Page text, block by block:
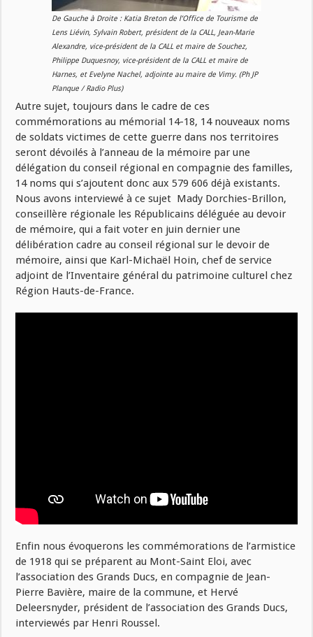
De Gauche à Droite : Katia Breton de l’Office de Tourisme de
Lens Liévin, Sylvain Robert, président de la CALL, Jean-Marie
Alexandre, vice-président de la CALL et maire de Souchez,
Philippe Duquesnoy, vice-président de la CALL et maire de
Harnes, et Evelyne Nachel, adjointe au maire de Vimy. (Ph JP
Planque / Radio Plus)
Autre sujet, toujours dans le cadre de ces
commémorations au mémorial 14-18, 14 nouveaux noms
de soldats victimes de cette guerre dans nos territoires
seront dévoilés à l’anneau de la mémoire par une
délégation du conseil régional en compagnie des familles,
14 noms qui s’ajoutent donc aux 579 606 déjà existants.
Nous avons interviewé à ce sujet Mady Dorchies-Brillon,
conseillère régionale les Républicains déléguée au devoir
de mémoire, qui a fait voter en juin dernier une
délibération cadre au conseil régional sur le devoir de
mémoire, ainsi que Karl-Michaël Hoin, chef de service
adjoint de l’Inventaire général du patrimoine culturel chez
Région Hauts-de-France.
Enfin nous évoquerons les commémorations de l’armistice
de 1918 qui se préparent au Mont-Saint Eloi, avec
l’association des Grands Ducs, en compagnie de Jean-
Pierre Bavière, maire de la commune, et Hervé
Deleersnyder, président de l’association des Grands Ducs,
interviewés par Henri Roussel.